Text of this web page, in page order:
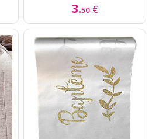
3.50 €